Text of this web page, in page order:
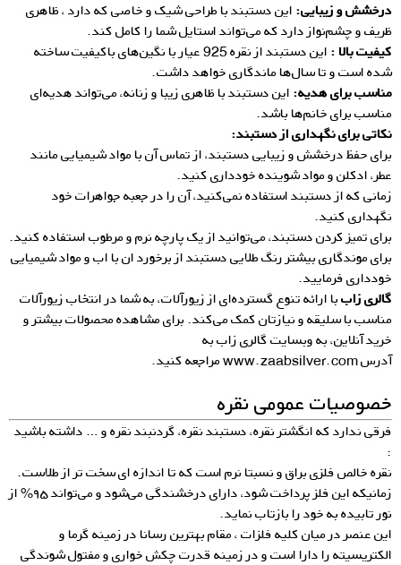
درخشش و زیبایی: این دستبند با طراحی شیک و خاصی که دارد ، ظاهری
ظریف و چشم‌نواز دارد که می‌تواند استایل شما را کامل کند.
کیفیت بالا :
این دستبند از نقره 925 عیار با نگین‌های باکیفیت ساخته
شده است و تا سال‌ها ماندگاری خواهد داشت.
مناسب برای هدیه: این دستبند با ظاهری زیبا و زنانه، می‌تواند هدیه‌ای
مناسب برای خانم‌ها باشد.
نکاتی برای نگهداری از دستبند:
برای حفظ درخشش و زیبایی دستبند، از تماس آن با مواد شیمیایی مانند
عطر، ادکلن و مواد شوینده خودداری کنید.
زمانی که از دستبند استفاده نمی‌کنید، آن را در جعبه جواهرات خود
نگهداری کنید.
برای تمیز کردن دستبند، می‌توانید از یک پارچه نرم و مرطوب استفاده کنید.
برای موندگاری بیشتر رنگ طلایی دستبند از برخورد ان با اب و مواد شیمیایی
خودداری فرمایید.
گالری زاببا ارائه تنوع گسترده‌ای از زیورآلات، به شما در انتخاب زیورآلات
مناسب با سلیقه و نیازتان کمک می‌کند. برای مشاهده محصولات بیشتر و
خرید آنلاین، به وبسایت گالری زاب به
آدرسwww.zaabsilver.comمراجعه کنید.
خصوصیات عمومی نقره
فرقی ندارد که انگشتر نقره، دستبند نقره، گردنبند نقره و … داشته باشید
:
نقره خالص فلزی براق و نسبتا نرم است که تا اندازه ای سخت تر از طلاست.
زمانیکه این فلز پرداخت شود، دارای درخشندگی می‌شود و می‌تواند ۹۵% از
نور تابیده به خود را بازتاب نماید.
این عنصر در میان کلیه فلزات ، مقام بهترین رسانا در زمینه گرما و
الکتریسیته را دارا است و در زمینه قدرت چکش خواری و مفتول شوندگی